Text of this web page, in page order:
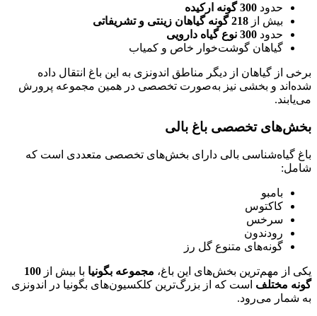
حدود 300 گونه ارکیده
بیش از 218 گونه گیاهان زینتی و تشریفاتی
حدود 300 نوع گیاه دارویی
گیاهان گوشت‌خوار خاص و کمیاب
برخی از گیاهان از دیگر مناطق اندونزی به این باغ انتقال داده
شده‌اند و بخشی نیز به‌صورت تخصصی در همین مجموعه پرورش
می‌یابند.
بخش‌های تخصصی باغ بالی
باغ گیاه‌شناسی بالی دارای بخش‌های تخصصی متعددی است که
شامل:
بامبو
کاکتوس
سرخس
رودندون
گونه‌های متنوع گل رز
یکی از مهم‌ترین بخش‌های این باغ، مجموعه بگونیا با بیش از 100
گونه مختلف است که از بزرگ‌ترین کلکسیون‌های بگونیا در اندونزی
به شمار می‌رود.